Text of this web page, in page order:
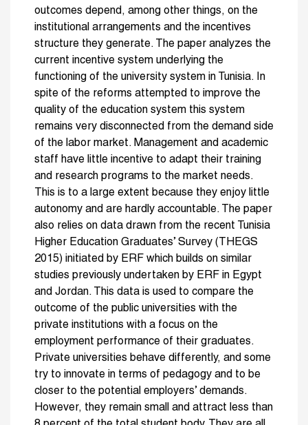
outcomes depend, among other things, on the
institutional arrangements and the incentives
structure they generate. The paper analyzes the
current incentive system underlying the
functioning of the university system in Tunisia. In
spite of the reforms attempted to improve the
quality of the education system this system
remains very disconnected from the demand side
of the labor market. Management and academic
staff have little incentive to adapt their training
and research programs to the market needs.
This is to a large extent because they enjoy little
autonomy and are hardly accountable. The paper
also relies on data drawn from the recent Tunisia
Higher Education Graduates’ Survey (THEGS
2015) initiated by ERF which builds on similar
studies previously undertaken by ERF in Egypt
and Jordan. This data is used to compare the
outcome of the public universities with the
private institutions with a focus on the
employment performance of their graduates.
Private universities behave differently, and some
try to innovate in terms of pedagogy and to be
closer to the potential employers’ demands.
However, they remain small and attract less than